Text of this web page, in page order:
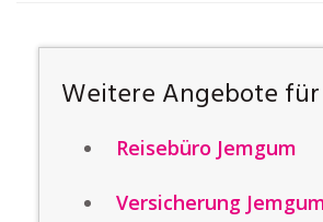
Weitere Angebote
Reisebüro Jemgum
Versicherung